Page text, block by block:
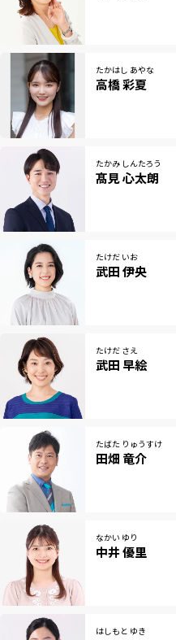
たかはし あやな
高橋 彩夏
たかみ しんたろう
髙見 心太朗
たけだ いお
武田 伊央
たけだ さえ
武田 早絵
たばた りゅうすけ
田畑 竜介
なかい ゆり
中井 優里
はしもと ゆき